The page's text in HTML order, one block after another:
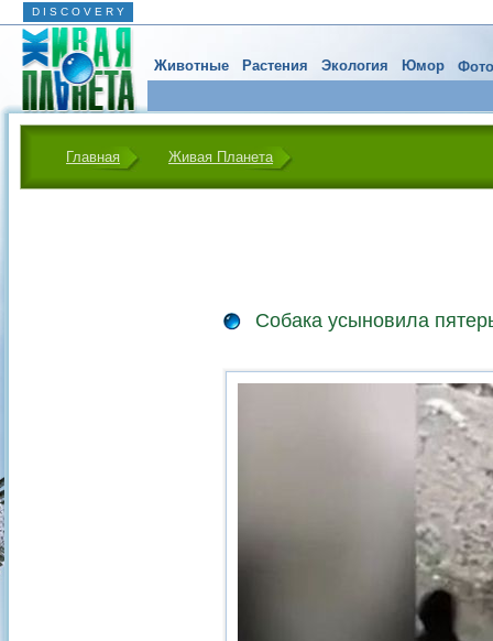
D I S C O V E R Y
Животные Растения Экология Юмор
Главная Живая Планета
Собака усыновила